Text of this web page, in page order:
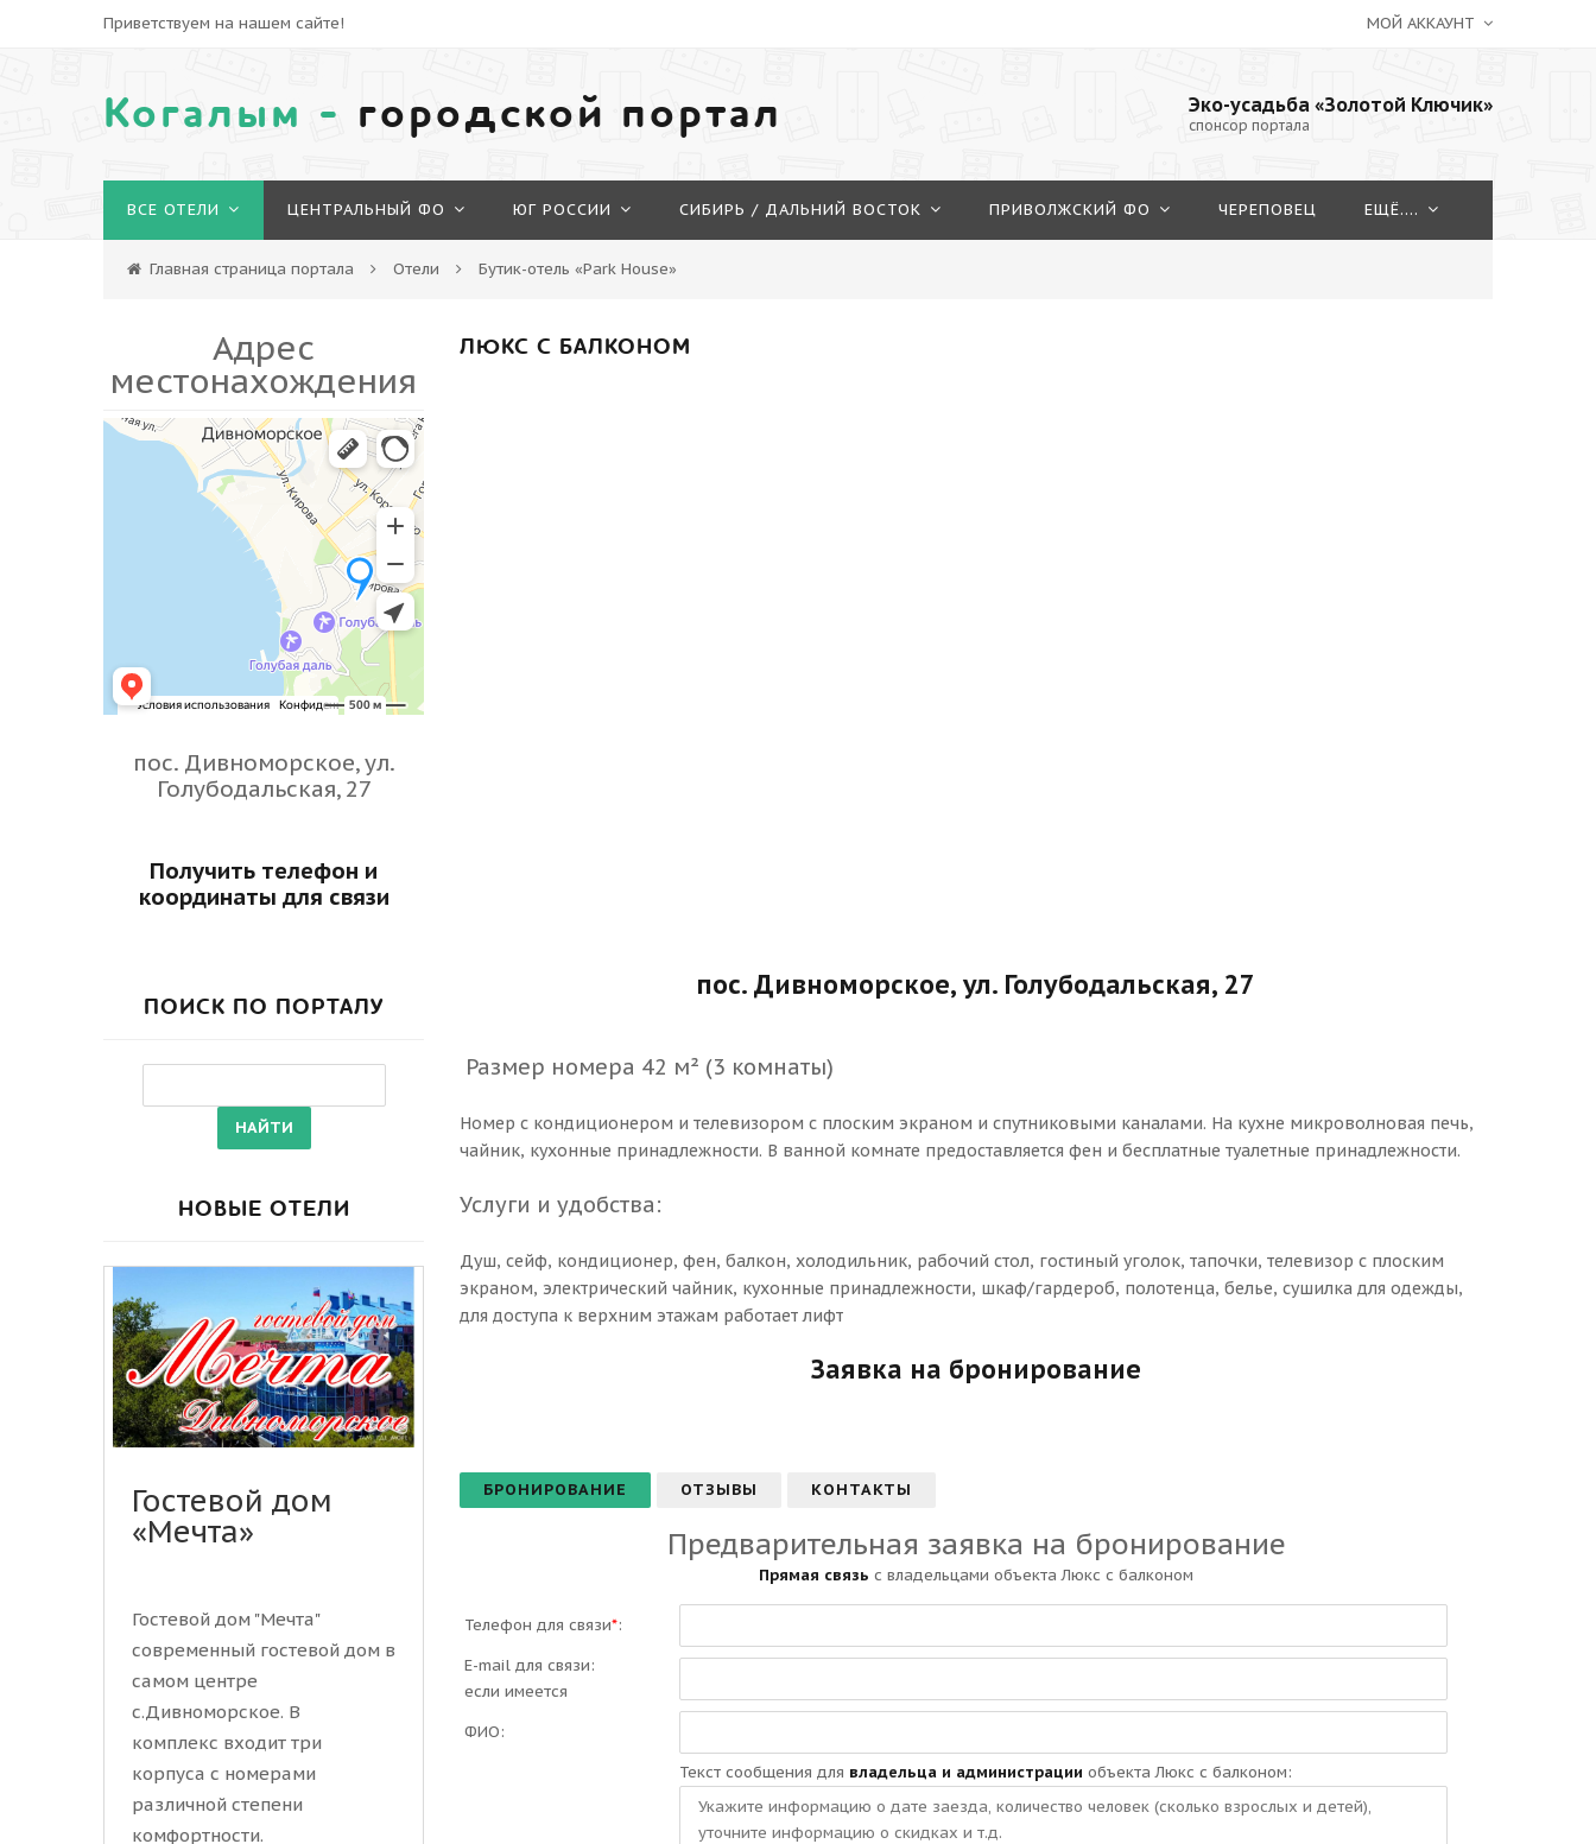
Приветствуем на нашем сайте! МОЙ АККАУНТ
Когалым - городской портал Эко-усадьба «Золотой Ключик»
спонсор портала
ВСЕ ОТЕЛИ ЦЕНТРАЛЬНЫЙ ФО ЮГ РОССИИ СИБИРЬ / ДАЛЬНИЙ ВОСТОК ПРИВОЛЖСКИЙ ФО ЧЕРЕПОВЕЦ ЕЩЁ....
Главная страница портала Отели Бутик-отель «Park House»
ЛЮКС С БАЛКОНОМ
пос. Дивноморское, ул. Голубодальская, 27
Размер номера 42 м² (3 комнаты)
Номер с кондиционером и телевизором с плоским экраном и спутниковыми каналами. На кухне микроволновая печь,
чайник, кухонные принадлежности. В ванной комнате предоставляется фен и бесплатные туалетные принадлежности.
Услуги и удобства:
Душ, сейф, кондиционер, фен, балкон, холодильник, рабочий стол, гостиный уголок, тапочки, телевизор с плоским
экраном, электрический чайник, кухонные принадлежности, шкаф/гардероб, полотенца, белье, сушилка для одежды,
для доступа к верхним этажам работает лифт
Заявка на бронирование
БРОНИРОВАНИЕ ОТЗЫВЫ КОНТАКТЫ
Предварительная заявка на бронирование
Прямая связь с владельцами объекта Люкс с балконом
Телефон для связи*:
E-mail для связи:
если имеется
ФИО:
Текст сообщения для владельца и администрации объекта Люкс с балконом:
Адрес
местонахождения
пос. Дивноморское, ул.
Голубодальская, 27
Получить телефон и
координаты для связи
ПОИСК ПО ПОРТАЛУ
НОВЫЕ ОТЕЛИ
Гостевой дом
«Мечта»
Гостевой дом "Мечта"
современный гостевой дом в
самом центре
c.Дивноморское. В
комплекс входит три
корпуса с номерами
различной степени
комфортности.